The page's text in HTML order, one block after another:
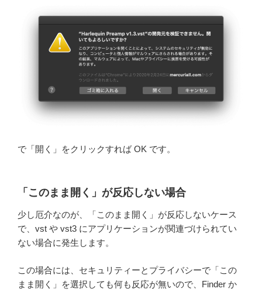
で「開く」をクリックすれば OK です。
「このまま開く」が反応しない場合
少し厄介なのが、「このまま開く」が反応しないケース
で、vst や vst3 にアプリケーションが関連づけられてい
ない場合に発生します。
この場合には、セキュリティーとプライバシーで「この
まま開く」を選択しても何も反応が無いので、Finder か